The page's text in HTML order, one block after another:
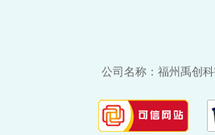
公司名称：福州禹创